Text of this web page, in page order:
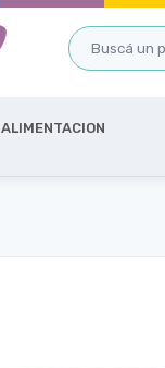
ALIMENTACION